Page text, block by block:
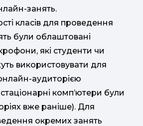
занять.
класів для проведення
були облаштовані
які студенти чи
використовувати для
аудиторією
комп’ютери були
вже раніше). Для
окремих занять